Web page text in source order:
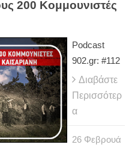
200 Κομμουνιστές
Podcast
902.gr: #112
Διαβάστε
Περισσότερ
α
26 Φεβρουά